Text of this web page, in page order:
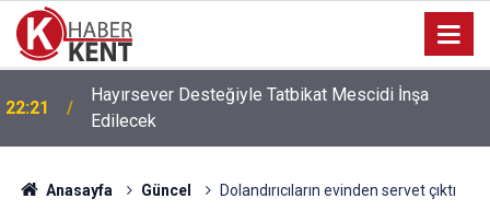
22:21
Hayırsever Desteğiyle Tatbikat Mescidi İnşa
Edilecek
Anasayfa Güncel Dolandırıcıların evinden servet çıktı